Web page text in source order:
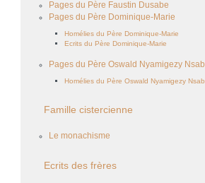
Pages du Père Faustin Dusabe
Pages du Père Dominique-Marie
Homélies du Père Dominique-Marie
Ecrits du Père Dominique-Marie
Pages du Père Oswald Nyamigezy
Homélies du Père Oswald Nyamigezy
Famille cistercienne
Le monachisme
Ecrits des frères